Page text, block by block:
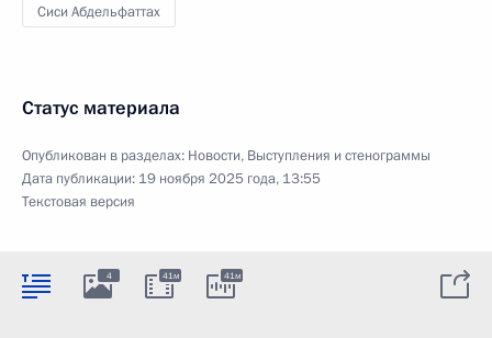
Сиси Абдельфаттах
Статус материала
Опубликован в разделах: Новости, Выступления и стенограммы
Дата публикации: 19 ноября 2025 года, 13:55
Текстовая версия
4 41м 41м